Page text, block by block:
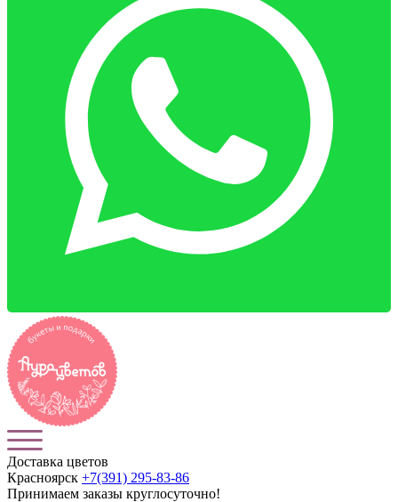
Доставка цветов
Красноярск +7(391) 295-83-86
Принимаем заказы круглосуточно!